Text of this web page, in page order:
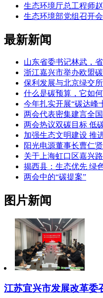
生态环境厅总工程师
生态环境部党组召开
最新新闻
山东省委书记林武，
浙江嘉兴市举办欧盟
保利发展与北京绿交
什么是碳预算，它如
今年扎实开展“碳达峰
两会代表密集建言全
两会热议双碳目标 低
加强生态文明建设 推
阳光电源董事长曹仁
关于上海虹口区嘉兴
揭西县：生态优先 绿
两会中的“碳提案”
图片新闻
江苏宜兴市发展改革委